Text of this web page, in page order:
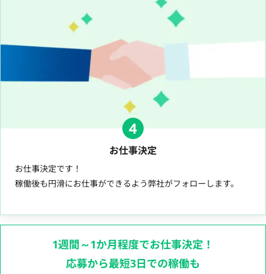
4
お仕事決定
お仕事決定です！
稼働後も円滑にお仕事ができるよう弊社がフォローします。
1週間～1か月程度でお仕事決定！
応募から最短3日での稼働も